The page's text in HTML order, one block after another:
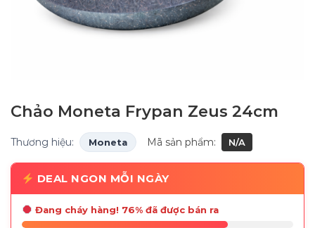
Chảo Moneta Frypan Zeus 24cm
Thương hiệu: Moneta Mã sản phẩm: N/A
DEAL NGON MỖI NGÀY
Đang cháy hàng! 76% đã được bán ra